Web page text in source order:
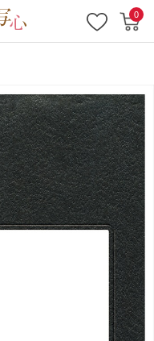
0